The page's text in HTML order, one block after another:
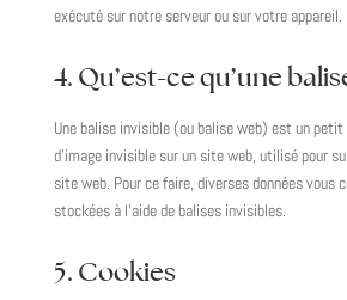
exécuté sur notre serveur ou sur votre appareil.
4. Qu’est-ce qu’une
Une balise invisible (ou balise web) est un
d’image invisible sur un site web, utilisé pour
site web. Pour ce faire, diverses données vous
stockées à l’aide de balises invisibles.
5. Cookies